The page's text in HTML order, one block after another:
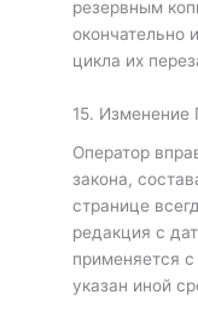
резервным
окончательно
цикла их
15. Изменение
Оператор
закона,
странице
редакция с
применяется
указан иной